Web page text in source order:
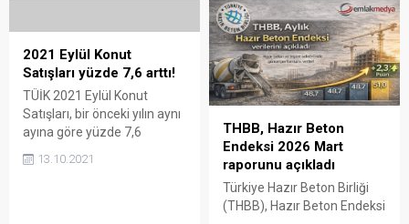
81 bin 222 oldu Türkiye
İstatistik Kurumu (TÜİK)
2021 yılı Şubat ayı Konut
Satışı İstatistiklerine göre,
2021 Şubat konut satışları
bir önceki yılın aynı ayına...
konusu iki Kahramanmaraş
Depremi’nde 6 bin 217 bina
yıkıldı. Pazarcık Depremi ve
Elbistan Depremi ile 6 bin
217 bina yıkıldı Türkiye,
Kahramanmaraş’ta
meydana gelen 7,7
büyüklüğündeki Pazarcık
Depremi ve 7,6
büyüklüğündeki Elbistan
Depremi ile sarsıldı....
2021 Eylül Konut
Satışları yüzde 7,6 arttı!
TÜİK 2021 Eylül Konut
Satışları, bir önceki yılın aynı
ayına göre yüzde 7,6
satışı yüzde 25,8 arttı. Bu
13.10.2021
THBB, Hazır Beton
Endeksi 2026 Mart
raporunu açıkladı
Türkiye Hazır Beton Birliği
(THBB), Hazır Beton Endeksi